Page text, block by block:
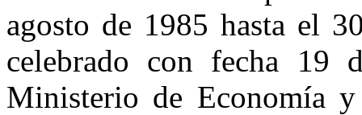
agosto de 1985 hasta el
celebrado con fecha 19
Ministerio ­de Economía